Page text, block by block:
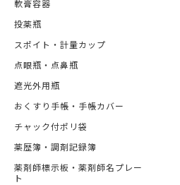
軟膏容器
投薬瓶
スポイト・計量カップ
点眼瓶・点鼻瓶
遮光外用瓶
おくすり手帳・手帳カバー
チャック付ポリ袋
薬歴簿・調剤記録簿
薬剤師標示板・薬剤師名プレー
ト